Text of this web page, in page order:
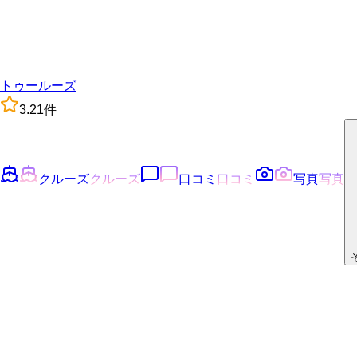
トゥールーズ
3.21件
クルーズクルーズ 口コミ 口コミ 写真写真